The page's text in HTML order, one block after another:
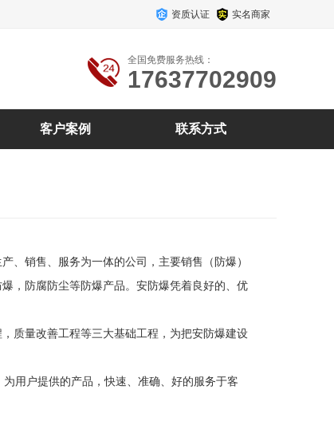
资质认证 实名商家
全国免费服务热线：
17637702909
客户案例 联系方式
销售、服务为一体的公司，主要销售（防爆）
，防腐防尘等防爆产品。安防爆凭着良好的、优
质量改善工程等三大基础工程，为把安防爆建设
用户提供的产品，快速、准确、好的服务于客